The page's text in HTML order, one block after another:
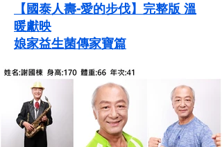
【國泰人壽-愛的步伐】完整版 溫
暖獻映
娘家益生菌傳家寶篇